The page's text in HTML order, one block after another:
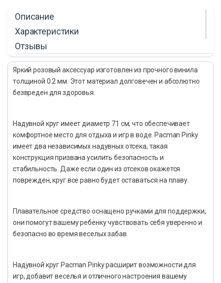
Описание
Характеристики
Отзывы
Яркий розовый аксессуар изготовлен из прочного винила
толщиной 0.2 мм. Этот материал долговечен и абсолютно
безвреден для здоровья.
Надувной круг имеет диаметр 71 см, что обеспечивает
комфортное место для отдыха и игр в воде. Pacman Pinky
имеет два независимых надувных отсека, такая
конструкция призвана усилить безопасность и
стабильность. Даже если один из отсеков окажется
поврежден, круг все равно будет оставаться на плаву.
Плавательное средство оснащено ручками для поддержки,
они помогут вашему ребенку чувствовать себя уверенно и
безопасно во время веселых забав.
Надувной круг Pacman Pinky расширит возможности для
игр, добавит веселья и отличного настроения вашему